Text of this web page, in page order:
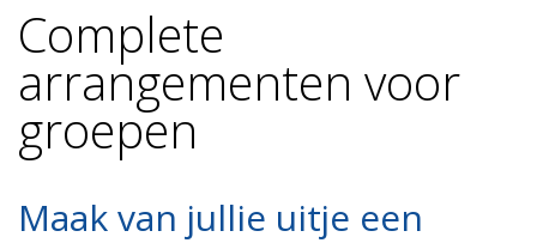
Complete
arrangementen voor
groepen
Maak van jullie uitje een